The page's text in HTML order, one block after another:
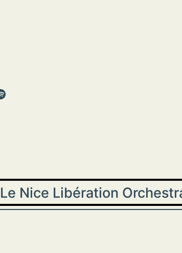
Le Nice Libération